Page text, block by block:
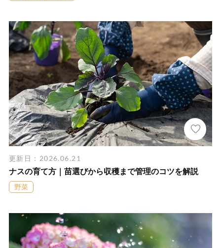
更新日：2026.06.21
ナスの育て方｜苗選びから収穫まで管理のコツを解説
野菜